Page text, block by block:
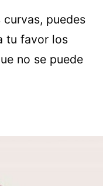
puedes
tu favor los
no se puede